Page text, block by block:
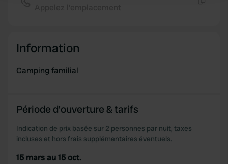
We also share information about your use of our site with
may combine it with other information that you’ve
Information
Camping familial
Période d'ouverture & tarifs
Indication de prix basée sur 2 personnes par nuit, taxes
incluses et hors frais supplémentaires éventuels.
15 mars au 15 oct.